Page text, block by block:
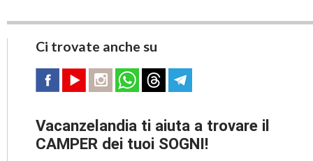
Ci trovate anche su
Vacanzelandia ti aiuta a trovare il
CAMPER dei tuoi SOGNI!